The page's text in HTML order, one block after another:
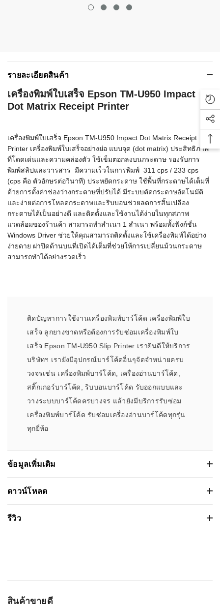
รายละเอียดสินค้า
เครื่องพิมพ์ใบเสร็จ Epson TM-U950 Impact
Dot Matrix Receipt Printer
เครื่องพิมพ์ใบเสร็จ Epson TM-U950 Impact Dot Matrix Receipt
Printer เครื่องพิมพ์ใบเสร็จอย่างย่อ แบบจุด (dot matrix) ประสิทธิภาพ
ที่โดดเด่นและความคล่องตัว ใช้เข็มตอกลงบนกระดาษ รองรับการ
พิมพ์สลิปและวารสาร มีความเร็วในการพิมพ์ 311 cps / 233 cps
(cps คือ ตัวอักษรต่อวินาที) ประหยัดกระดาษ ใช้พื้นที่กระดาษได้เต็มที่
ด้วยการตั้งค่าช่องว่างกระดาษที่ปรับได้ มีระบบตัดกระดาษอัตโนมัติ
และง่ายต่อการโหลดกระดาษและริบบอนช่วยลดการสิ้นเปลือง
กระดาษได้เป็นอย่างดี และติดตั้งและใช้งานได้ง่ายในทุกสภาพ
แวดล้อมของร้านค้า สามารถทำสำเนา 1 สำเนา พร้อมทั้งฟังก์ชั่น
Windows Driver ช่วยให้คุณสามารถติดตั้งและใช้เครื่องพิมพ์ได้อย่าง
ง่ายดาย ฝาปิดด้านบนที่เปิดได้เต็มที่ช่วยให้การเปลี่ยนม้วนกระดาษ
สามารถทำได้อย่างรวดเร็ว
ติดปัญหาการใช้งานเครื่องพิมพ์บาร์โค้ด เครื่องพิมพ์ใบ
เสร็จ ลูกยางขาดหรือต้องการรับซ่อมเครื่องพิมพ์ใบ
เสร็จ Epson TM-U950 Slip Printer เรายินดีให้บริการ
บริษัทฯ เรายังมีอุปกรณ์บาร์โค้ดอื่นๆจัดจำหน่ายครบ
วงจรเช่น เครื่องพิมพ์บาร์โค้ด, เครื่องอ่านบาร์โค้ด,
สติ๊กเกอร์บาร์โค้ด, ริบบอนบาร์โค้ด รับออกแบบและ
วางระบบบาร์โค้ดครบวงจร แล้วยังมีบริการรับซ่อม
เครื่องพิมพ์บาร์โค้ด รับซ่อมเครื่องอ่านบาร์โค้ดทุกรุ่น
ทุกยี่ห้อ
ข้อมูลเพิ่มเติม
เครื่องพิมพ์ใบเสร็จ Epson TM-U950 Slip
Printer
การเชื่อมต่อ:
ดาวน์โหลด
รีวิว
WRITE A REVIEW
สินค้าขายดี